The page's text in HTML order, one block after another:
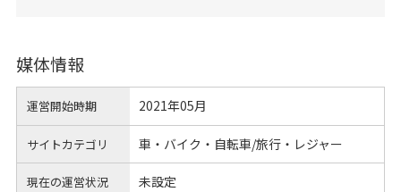
媒体情報
運営開始時期 2021年05月
サイトカテゴリ 車・バイク・自転車/旅行・レジャー
現在の運営状況 未設定